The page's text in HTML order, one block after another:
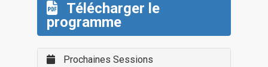
Télécharger le
programme
Prochaines Sessions